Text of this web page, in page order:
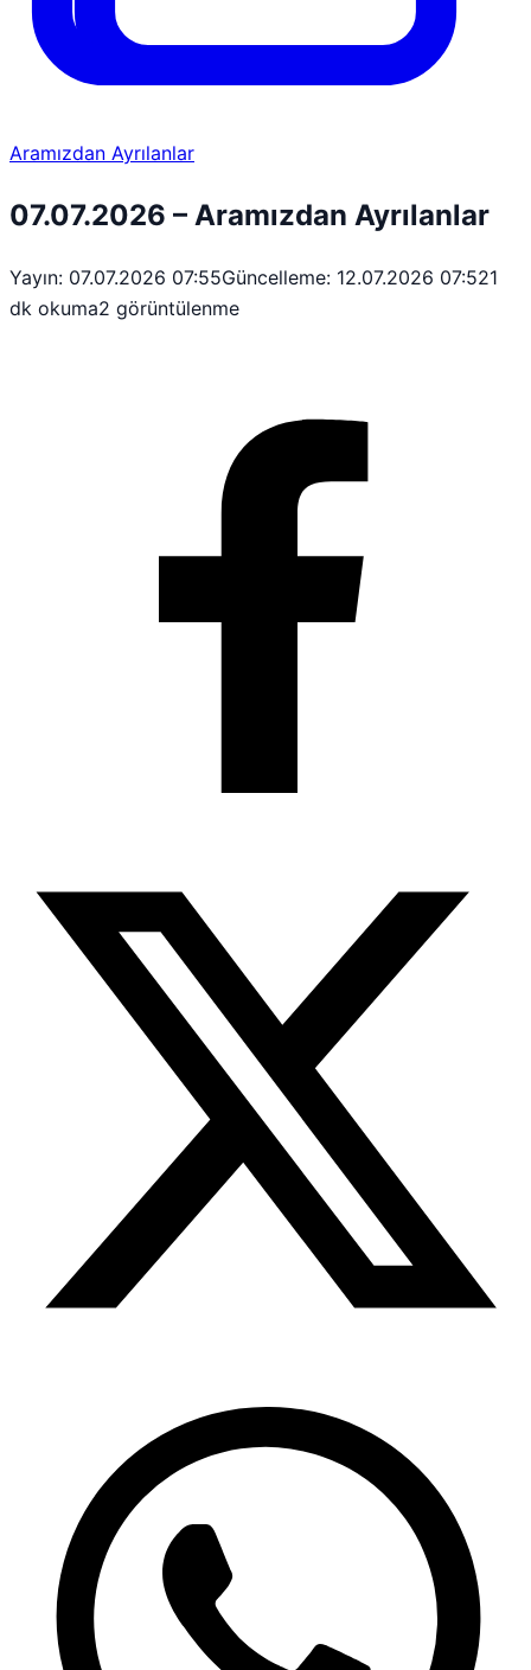
Aramızdan Ayrılanlar
07.07.2026 – Aramızdan Ayrılanlar
Yayın: 07.07.2026 07:55Güncelleme: 12.07.2026 07:521
dk okuma2 görüntülenme